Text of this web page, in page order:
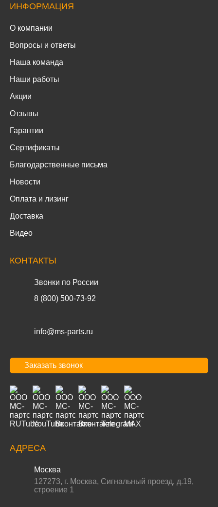
ИНФОРМАЦИЯ
О компании
Вопросы и ответы
Наша команда
Наши работы
Акции
Отзывы
Гарантии
Сертификаты
Благодарственные письма
Новости
Оплата и лизинг
Доставка
Видео
КОНТАКТЫ
Звонки по России
8 (800) 500-73-92
info@ms-parts.ru
Заказать звонок
АДРЕСА
Москва
127273, г. Москва, Сигнальный проезд, д.19,
строение 1